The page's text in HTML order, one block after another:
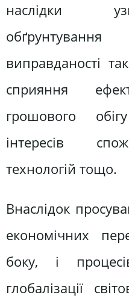
наслідки
виправданості
сприяння
грошового
інтересів
технологій тощо.
Внаслідок
економічних
боку, і
глобалізації